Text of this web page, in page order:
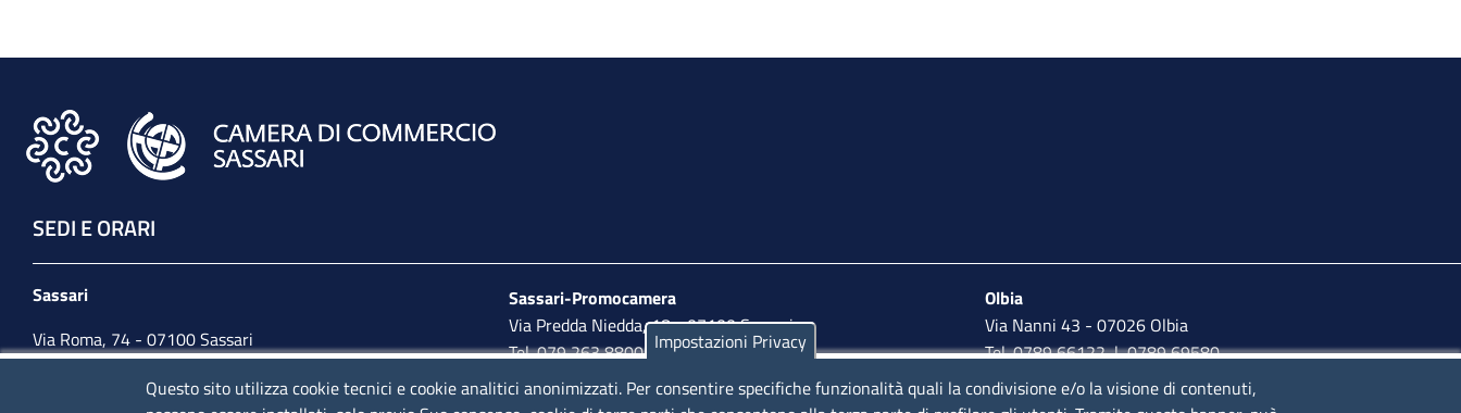
SEDI E ORARI
Sassari
Via Roma, 74 - 07100 Sassari
Tel. 079 2080274
Sassari-Promocamera
Via Predda Niedda, 18 - 07100 Sassari
Tel. 079 263 8800 | Fax 079 2638810
lunedì al venerdì: 10,00 - 13,00; mercoledì pomeriggio:
Olbia
Via Nanni 43 - 07026 Olbia
Tel. 0789 66122 | 0789 69580
mail:ufficio.olbia@ss.camcom.it
Impostazioni Privacy
Questo sito utilizza cookie tecnici e cookie analitici anonimizzati. Per consentire specifiche funzionalità quali la condivisione e/o la visione di contenuti,